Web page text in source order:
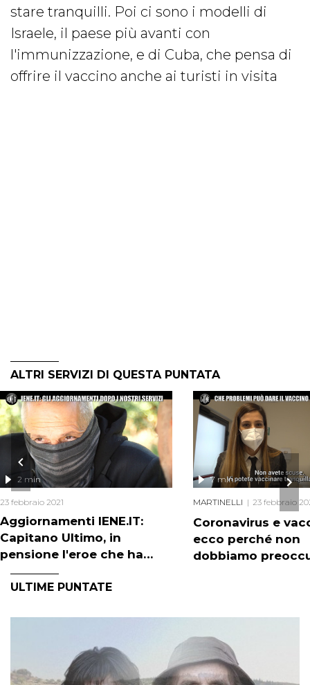
stare tranquilli. Poi ci sono i modelli di
Israele, il paese più avanti con
l'immunizzazione, e di Cuba, che pensa di
offrire il vaccino anche ai turisti in visita
ALTRI SERVIZI DI QUESTA PUNTATA
Aggiornamenti IENE.IT:
Capitano Ultimo, in
pensione l'eroe che ha
messo le manette a Riina
2 min
23 febbraio 2021
Coronavirus e
ecco perché non
dobbiamo
7 min
MARTINELLI 23 febbraio
ULTIME PUNTATE